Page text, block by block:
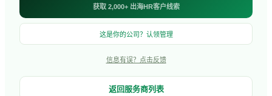
获取 2,000+ 出海HR客户线索
这是你的公司？认领管理
信息有误？点击反馈
返回服务商列表